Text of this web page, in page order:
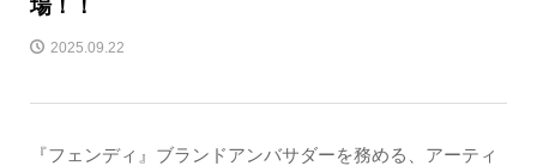
2025.09.22
『フェンディ』ブランドアンバサダーを務める、アーティ